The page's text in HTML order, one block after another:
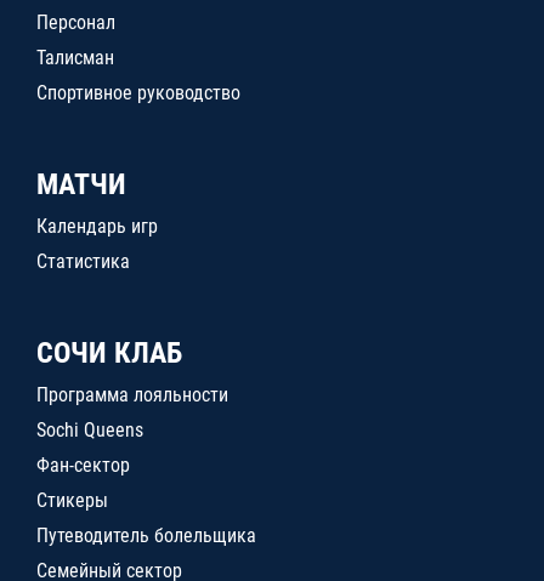
Персонал
Талисман
Спортивное руководство
МАТЧИ
Календарь игр
Статистика
СОЧИ КЛАБ
Программа лояльности
Sochi Queens
Фан-сектор
Стикеры
Путеводитель болельщика
Семейный сектор